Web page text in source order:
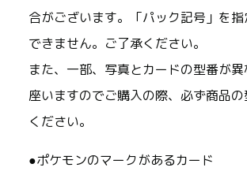
合がございます。「パック記号」を
できません。ご了承ください。
また、一部、写真とカードの型番が
座いますのでご購入の際、必ず商品
ください。
●ポケモンのマークがあるカード